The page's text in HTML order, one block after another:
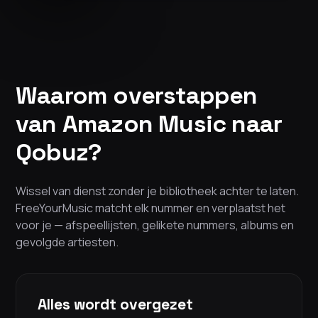
Waarom overstappen
van Amazon Music naar
Qobuz?
Wissel van dienst zonder je bibliotheek achter te laten.
FreeYourMusic matcht elk nummer en verplaatst het
voor je — afspeellijsten, gelikete nummers, albums en
gevolgde artiesten.
Alles wordt overgezet